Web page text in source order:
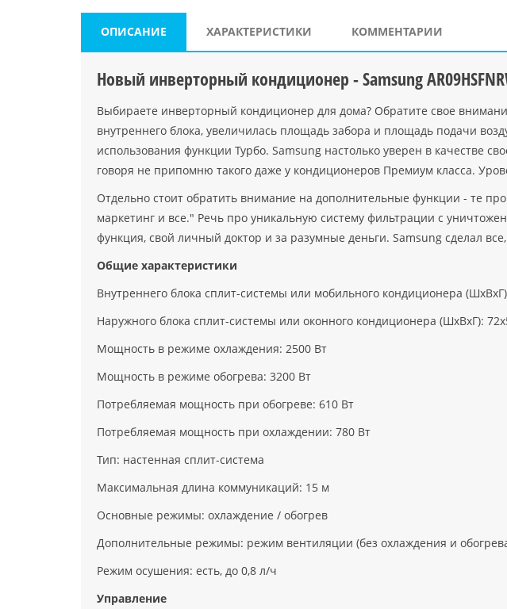
ОПИСАНИЕ ХАРАКТЕРИСТИКИ КОММЕНТАРИИ
Новый инверторный кондиционер - Samsung
Выбираете инверторный кондиционер для дома? Обратите свое
внутреннего блока, увеличилась площадь забора и площадь подачи
использования функции Турбо. Samsung настолько уверен в качестве
говоря не припомню такого даже у кондиционеров Премиум класса.
Отдельно стоит обратить внимание на дополнительные функции - те
маркетинг и все." Речь про уникальную систему фильтрации с
функция, свой личный доктор и за разумные деньги. Samsung сделал
Общие характеристики
Внутреннего блока сплит-системы или мобильного кондиционера
Наружного блока сплит-системы или оконного кондиционера (ШxВxГ):
Мощность в режиме охлаждения: 2500 Вт
Мощность в режиме обогрева: 3200 Вт
Потребляемая мощность при обогреве: 610 Вт
Потребляемая мощность при охлаждении: 780 Вт
Тип: настенная сплит-система
Максимальная длина коммуникаций: 15 м
Основные режимы: охлаждение / обогрев
Дополнительные режимы: режим вентиляции (без охлаждения и
Режим осушения: есть, до 0,8 л/ч
Управление